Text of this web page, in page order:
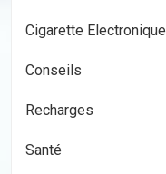
Cigarette Electronique
Conseils
Recharges
Santé